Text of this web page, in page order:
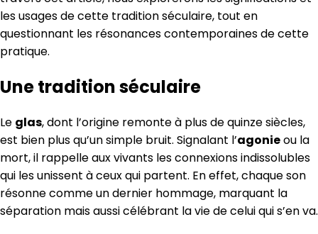
les usages de cette tradition séculaire, tout en
questionnant les résonances contemporaines de cette
pratique.
Une tradition séculaire
Le glas, dont l’origine remonte à plus de quinze siècles,
est bien plus qu’un simple bruit. Signalant l’agonieou la
mort, il rappelle aux vivants les connexions indissolubles
qui les unissent à ceux qui partent. En effet, chaque son
résonne comme un dernier hommage, marquant la
séparation mais aussi célébrant la vie de celui qui s’en va.